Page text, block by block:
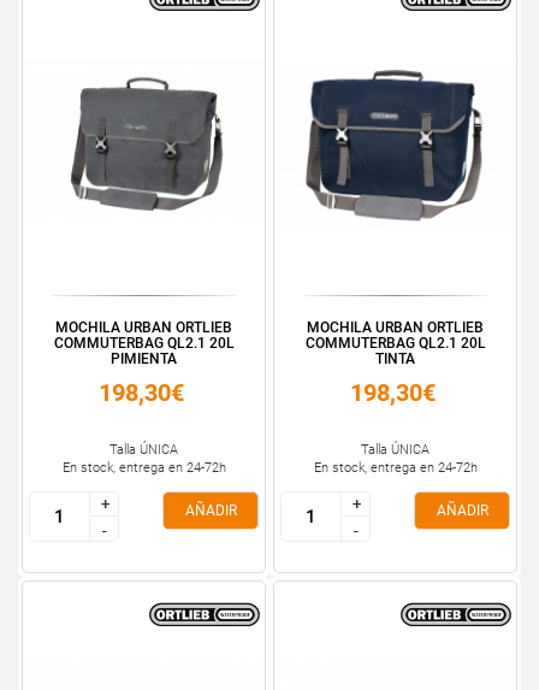
MOCHILA URBAN ORTLIEB
COMMUTERBAG QL2.1 20L
PIMIENTA
198,30€
Talla ÚNICA
En stock, entrega en 24-72h
+
-
+
-
AÑADIR
MOCHILA URBAN ORTLIEB
COMMUTERBAG QL2.1 20L
TINTA
198,30€
Talla ÚNICA
En stock, entrega en 24-72h
+
-
+
-
AÑADIR